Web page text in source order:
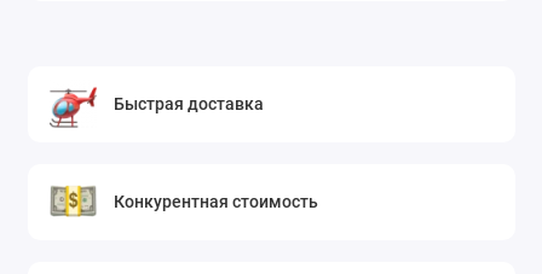
Быстрая доставка
Конкурентная стоимость